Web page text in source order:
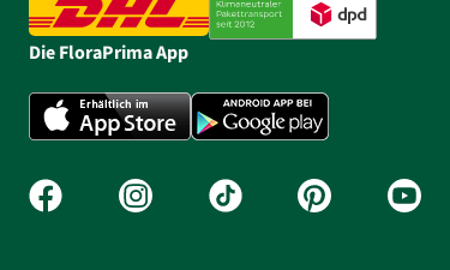
Die FloraPrima App